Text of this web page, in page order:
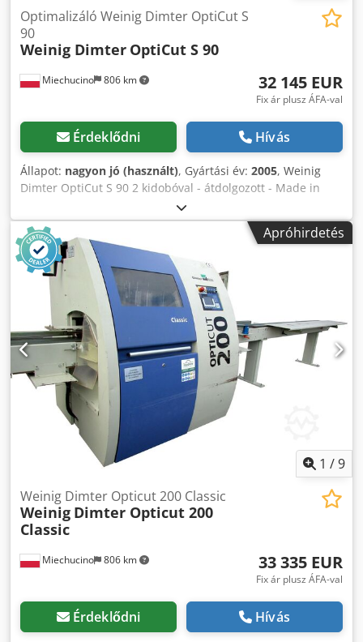
Miechucino 806 km
Optimalizáló Weinig Dimter OptiCut S
90
Weinig Dimter OptiCut S 90
32 145 EUR
Fix ár plusz ÁFA-val
Érdeklődni Hívás
Állapot: nagyon jó (használt), Gyártási év: 2005, Weinig
Dimter OptiCut S 90 2 kidobóval - átdolgozott - Made in
Germany - gyártási év 2005 MŰSZAKI ELŐÍRÁSOK max.
vágási hossz 4500 mm max. szélesség 360 mm max.
magasság 160 mm automatikus hosszmérés optimalizálás
4 minőségi osztályban összteljesítmény 13 kW lapátmotor
teljesítménye 7. 5 kW pneumatikus oldalsó és felső nyomás
pengeátmérő max. 500 mm OptiCom Assist
vezérlőrendszer Crsdpei Apgmjfx Ah Sof fogadó
szállítószalag 5600 mm két kidobófej teljes hossza 13 m
Nyomtató alkatrészek jelölésére vágási pontosság +/- 0,5
mm szállítási méretek (L/B/H) 600/240/190 cm súly ~ 1800
kg
Apróhirdetés
1 /9
Miechucino 806 km
Weinig Dimter Opticut 200 Classic
Weinig Dimter Opticut 200
Classic
33 335 EUR
Fix ár plusz ÁFA-val
Érdeklődni Hívás